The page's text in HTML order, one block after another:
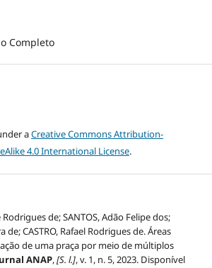
Completo
aCreative Commons Attribution-
4.0 International License.
de; SANTOS, Adão Felipe dos;
de; CASTRO, Rafael Rodrigues de. Áreas
de uma praça por meio de múltiplos
ANAP,[S. l.], v. 1, n. 5, 2023. Disponível